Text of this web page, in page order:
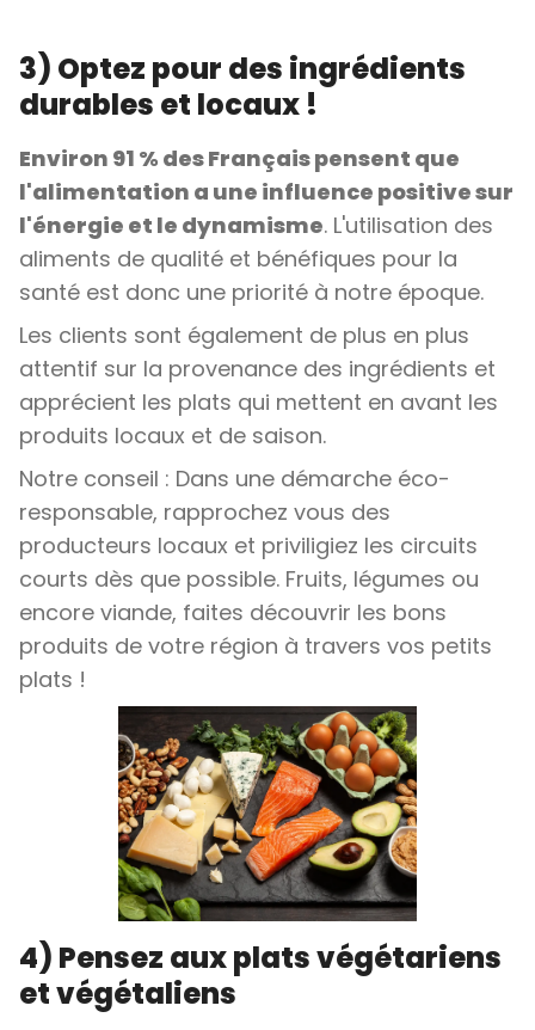
3) Optez pour des ingrédients
durables et locaux !
Environ 91 % des Français pensent que
l'alimentation a une influence positive sur
l'énergie et le dynamisme. L'utilisation des
aliments de qualité et bénéfiques pour la
santé est donc une priorité à notre époque.
Les clients sont également de plus en plus
attentif sur la provenance des ingrédients et
apprécient les plats qui mettent en avant les
produits locaux et de saison.
Notre conseil : Dans une démarche éco-
responsable, rapprochez vous des
producteurs locaux et priviligiez les circuits
courts dès que possible. Fruits, légumes ou
encore viande, faites découvrir les bons
produits de votre région à travers vos petits
plats !
4) Pensez aux plats végétariens
et végétaliens